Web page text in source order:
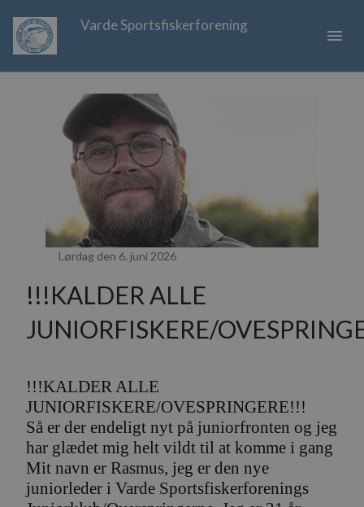
Varde Sportsfiskerforening
menu
Lørdag den 6. juni 2026
!!!KALDER ALLE
JUNIORFISKERE/
!!!KALDER ALLE
JUNIORFISKERE/OVESPRINGERE!!!
Så er der endeligt nyt på juniorfronten og jeg
har glædet mig helt vildt til at komme i gang
Mit navn er Rasmus, jeg er den nye
juniorleder i Varde Sportsfiskerforenings